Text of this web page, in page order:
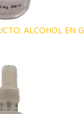
ALCOHOL EN